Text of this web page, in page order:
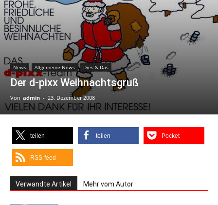
News Allgemeine News Dies & Das
Der d-pixx Weihnachtsgruß
Von admin - 23. Dezember 2008
teilen teilen Pocket
RSS-feed
Verwandte Artikel Mehr vom Autor